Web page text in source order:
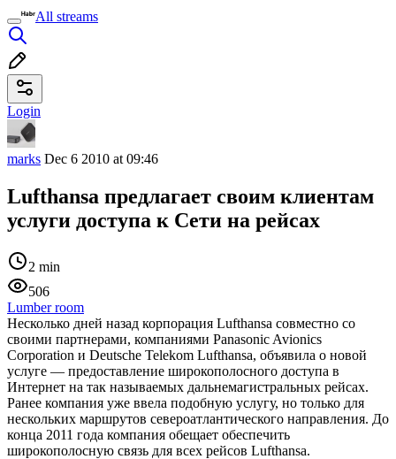
All streams
Login
marks Dec 6 2010 at 09:46
Lufthansa предлагает своим клиентам
услуги доступа к Сети на рейсах
2 min
506
Lumber room
Несколько дней назад корпорация Lufthansa совместно со
своими партнерами, компаниями Panasonic Avionics
Corporation и Deutsche Telekom Lufthansa, объявила о новой
услуге — предоставление широкополосного доступа в
Интернет на так называемых дальнемагистральных рейсах.
Ранее компания уже ввела подобную услугу, но только для
нескольких маршрутов североатлантического направления. До
конца 2011 года компания обещает обеспечить
широкополосную связь для всех рейсов Lufthansa.